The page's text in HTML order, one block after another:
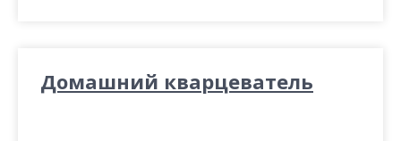
Домашний кварцеватель